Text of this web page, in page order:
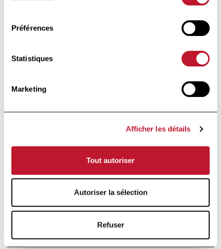
Préférences
Statistiques
Marketing
Afficher les détails
Tout autoriser
Autoriser la sélection
Refuser
Les lymphocytes T jouent un
rôle capital dans les mécanismes immunitaires
avec un antigène. Ils ont une durée de vie très
longue pouvant atteindre dix ans. Ils sont
Lymphocytes inducteurs :
identifiés par l'anticorps monoclonal CD4.
dans les mécanismes immunitaires impliquant
Ils peuvent présenter l'antigène aux lymphocytes
T et sont responsables de la fabrication
Médiateur chimique sécrété par un
lymphocyte.